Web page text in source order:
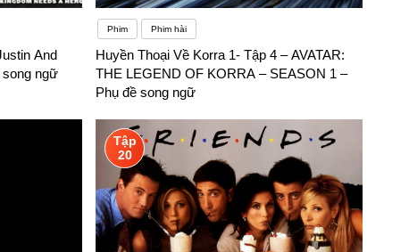
And
song ngữ
Phim Phim hài
Huyền Thoại Về Korra 1- Tập 4 – AVATAR:
THE LEGEND OF KORRA – SEASON 1 –
Phụ đề song ngữ
Tập
20